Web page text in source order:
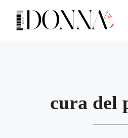
contenuto
cura del